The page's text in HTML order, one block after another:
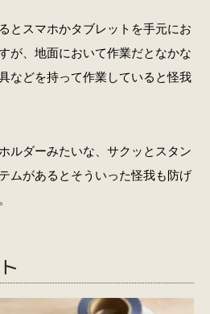
とスマホかタブレットを手元にお
が、地面において作業だとなかな
などを持って作業していると怪我
ルダーみたいな、サクッとスタン
ムがあるとそういった怪我も防げ